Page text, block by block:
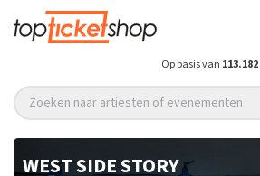
Op basis van 113.182
Zoeken naar artiesten of evenementen
WEST SIDE STORY